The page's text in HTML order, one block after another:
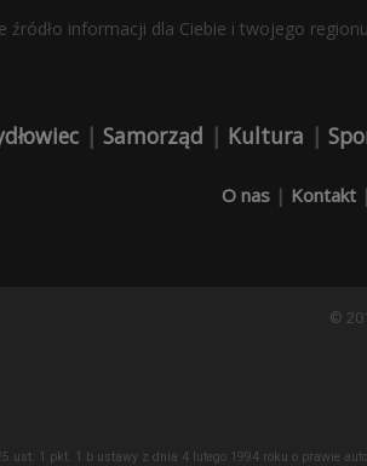
źródło informacji dla Ciebie i twojego
| Samorząd | Kultura |
O nas | Kontakt |
©
ust. 1 pkt. 1 b ustawy z dnia 4 lutego 1994 roku o prawie